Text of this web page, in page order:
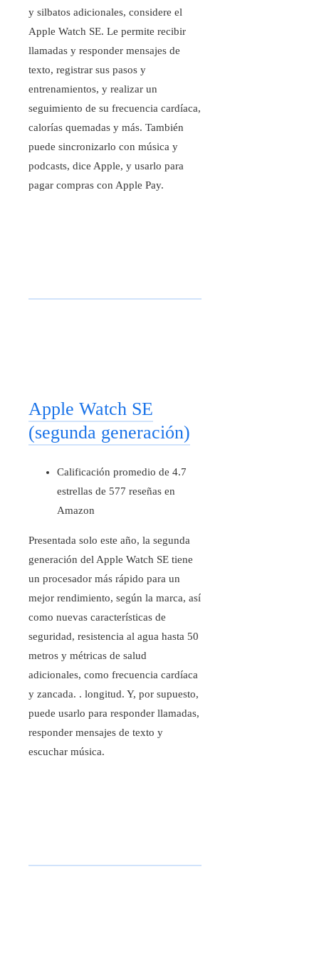
y silbatos adicionales, considere el
Apple Watch SE. Le permite recibir
llamadas y responder mensajes de
texto, registrar sus pasos y
entrenamientos, y realizar un
seguimiento de su frecuencia cardíaca,
calorías quemadas y más. También
puede sincronizarlo con música y
podcasts, dice Apple, y usarlo para
pagar compras con Apple Pay.
Apple Watch SE
(segunda generación)
Calificación promedio de 4.7
estrellas de 577 reseñas en
Amazon
Presentada solo este año, la segunda
generación del Apple Watch SE tiene
un procesador más rápido para un
mejor rendimiento, según la marca, así
como nuevas características de
seguridad, resistencia al agua hasta 50
metros y métricas de salud
adicionales, como frecuencia cardíaca
y zancada. . longitud. Y, por supuesto,
puede usarlo para responder llamadas,
responder mensajes de texto y
escuchar música.